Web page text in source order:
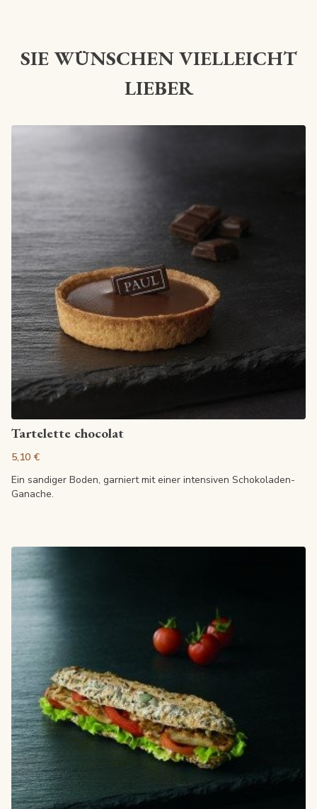
SIE WÜNSCHEN VIELLEICHT
LIEBER
Artikel anzeigen
Tartelette chocolat
5,10 €
Ein sandiger Boden, garniert mit einer intensiven Schokoladen-
Ganache.